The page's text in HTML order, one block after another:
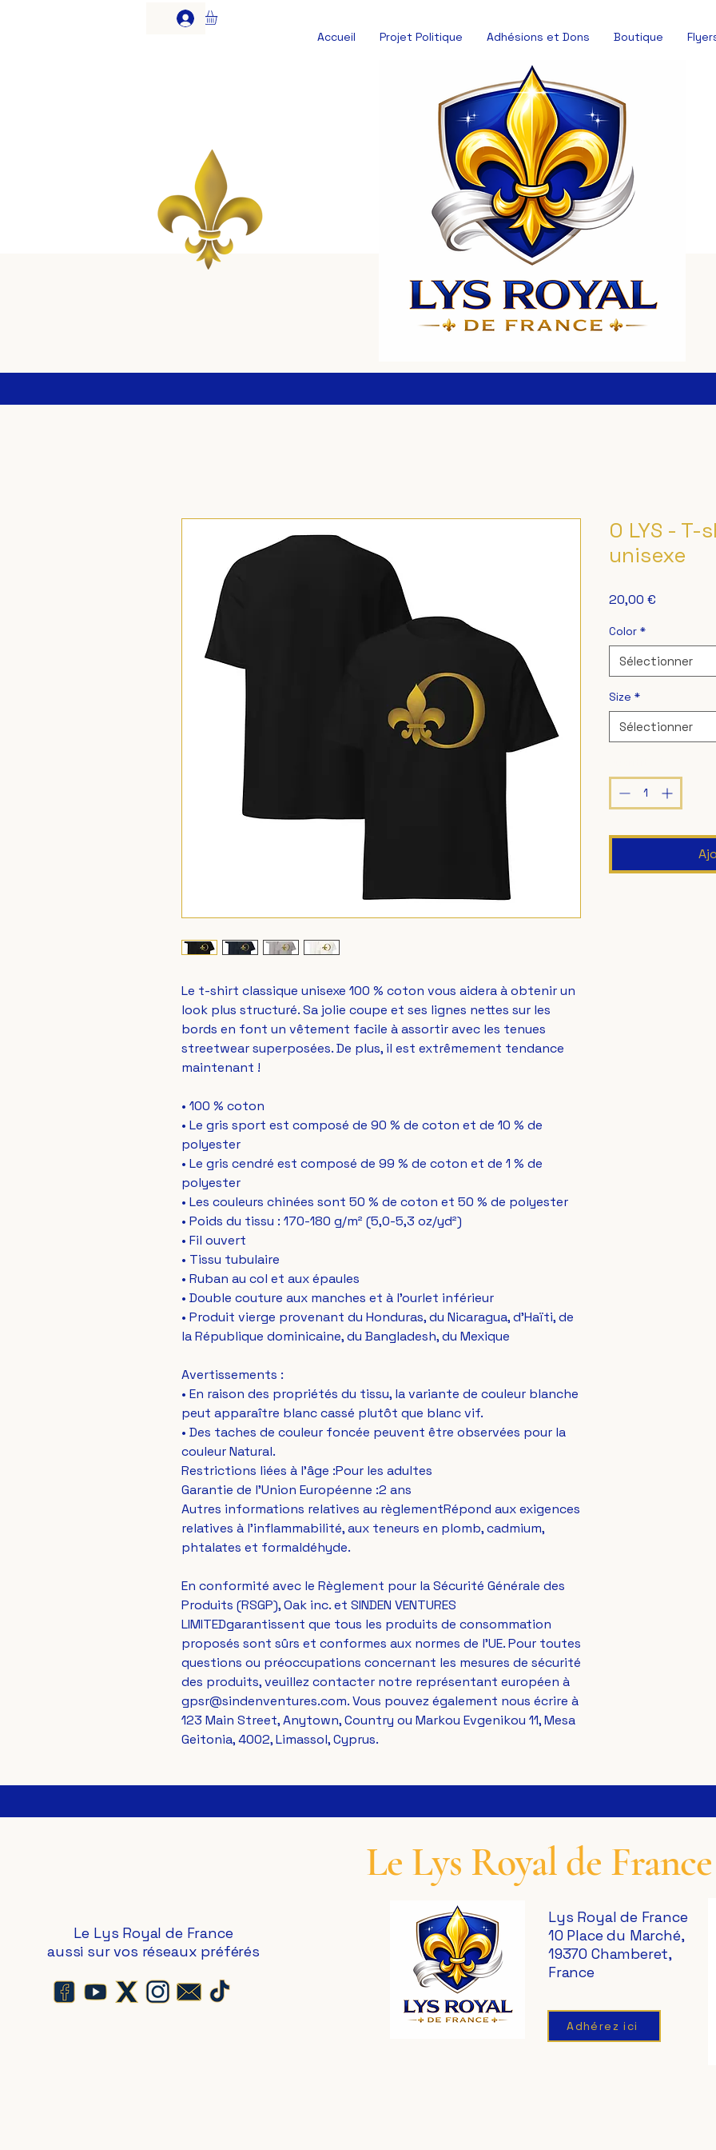
Accueil Projet Politique Adhésions et Dons Boutique
Le t-shirt classique unisexe 100 % coton vous aidera à obtenir un
look plus structuré. Sa jolie coupe et ses lignes nettes sur les
bords en font un vêtement facile à assortir avec les tenues
streetwear superposées. De plus, il est extrêmement tendance
maintenant !
• 100 % coton
• Le gris sport est composé de 90 % de coton et de 10 % de
polyester
• Le gris cendré est composé de 99 % de coton et de 1 % de
polyester
• Les couleurs chinées sont 50 % de coton et 50 % de polyester
• Poids du tissu : 170-180 g/m² (5,0-5,3 oz/yd²)
• Fil ouvert
• Tissu tubulaire
• Ruban au col et aux épaules
• Double couture aux manches et à l'ourlet inférieur
• Produit vierge provenant du Honduras, du Nicaragua, d'Haïti, de
la République dominicaine, du Bangladesh, du Mexique
Avertissements :
• En raison des propriétés du tissu, la variante de couleur blanche
peut apparaître blanc cassé plutôt que blanc vif.
• Des taches de couleur foncée peuvent être observées pour la
couleur Natural.
Restrictions liées à l'âge :Pour les adultes
Garantie de l'Union Européenne :2 ans
Autres informations relatives au règlementRépond aux exigences
relatives à l’inflammabilité, aux teneurs en plomb, cadmium,
phtalates et formaldéhyde.
En conformité avec le Règlement pour la Sécurité Générale des
Produits (RSGP), Oak inc. et SINDEN VENTURES
LIMITEDgarantissent que tous les produits de consommation
proposés sont sûrs et conformes aux normes de l'UE. Pour toutes
questions ou préoccupations concernant les mesures de sécurité
gpsr@sindenventures.com
123 Main Street, Anytown, Country ou Markou Evgenikou 11, Mesa
Geitonia, 4002, Limassol, Cyprus.
O LYS -
unisexe
20,00 €
Color *
Sélectionner
Size *
Sélectionner
Le Lys Royal de France
Le Lys Royal de France
aussi sur vos réseaux préférés
Lys Royal de France
10 Place du Marché,
19370 Chamberet,
France
Adhérez ici